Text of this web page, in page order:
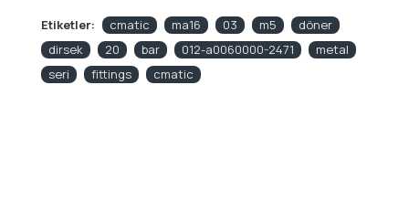
Etiketler: cmatic ma16 03 m5
döner
dirsek
20 bar 012-a0060000-2471
metal
seri
fittings cmatic